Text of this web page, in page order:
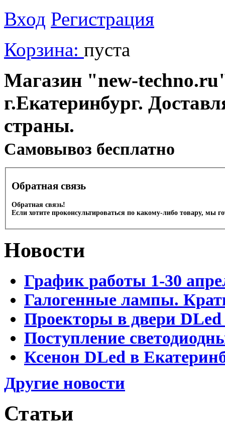
Вход Регистрация
Корзина: пуста
Магазин "new-
г.Екатеринбург.
страны.
Cамовывоз бесплатно
Обратная связь
Обратная связь!
Если хотите проконсультироваться по какому-либо товару, мы
Новости
График работы 1-30
Галогенные лампы.
Проекторы в двери DLed
Поступление
Ксенон DLed в
Другие новости
Статьи